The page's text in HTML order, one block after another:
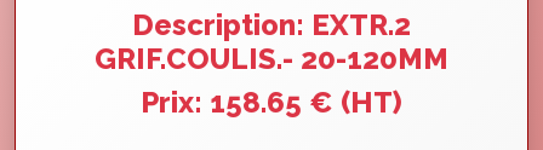
Description: EXTR.2
GRIF.COULIS.- 20-120MM
Prix: 158.65 € (HT)